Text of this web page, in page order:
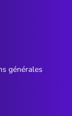
générales